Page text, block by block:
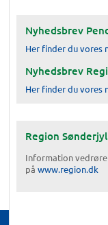
Nyhedsbrev
Her finder du vores
Nyhedsbrev
Her finder du vores
Region
Information
på www.region.dk